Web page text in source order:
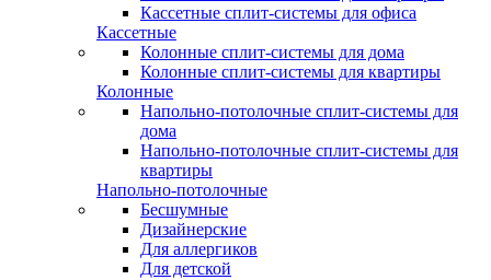
Кассетные сплит-системы для офиса
Кассетные
Колонные сплит-системы для дома
Колонные сплит-системы для квартиры
Колонные
Напольно-потолочные сплит-системы для
дома
Напольно-потолочные сплит-системы для
квартиры
Напольно-потолочные
Бесшумные
Дизайнерские
Для аллергиков
Для детской